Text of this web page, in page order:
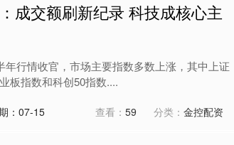
成交额刷新纪录 科技成核心主
行情收官，市场主要指数多数上涨，其中上证
板指数和科创50指数....
：07-15 查看： 59 分类： 金控配资